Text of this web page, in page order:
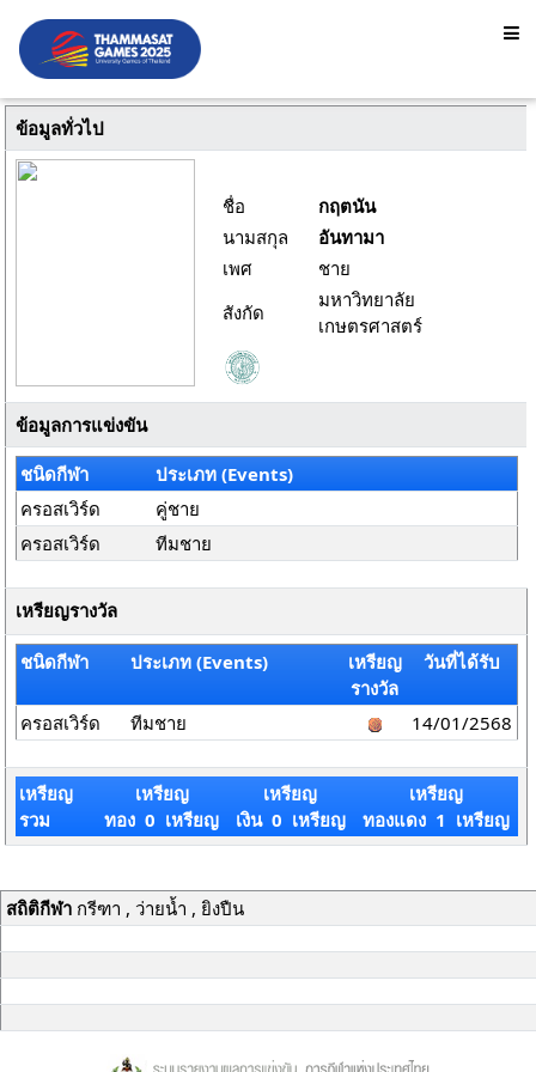
ข้อมูลทั่วไป
ชื่อ
กฤตนัน
นามสกุล
อันทามา
เพศ
ชาย
สังกัด
มหาวิทยาลัย
เกษตรศาสตร์
ข้อมูลการแข่งขัน
ชนิดกีฬา
ประเภท (Events)
ครอสเวิร์ด
คู่ชาย
ครอสเวิร์ด
ทีมชาย
เหรียญรางวัล
ชนิดกีฬา ประเภท (Events)
เหรียญ
รางวัล
วันที่ได้รับ
ครอสเวิร์ด ทีมชาย 14/01/2568
เหรียญ
รวม
เหรียญ
ทอง 0 เหรียญ
เหรียญ
เงิน 0 เหรียญ
เหรียญ
ทองแดง 1 เหรียญ
สถิติกีฬากรีฑา , ว่ายน้ำ , ยิงปืน